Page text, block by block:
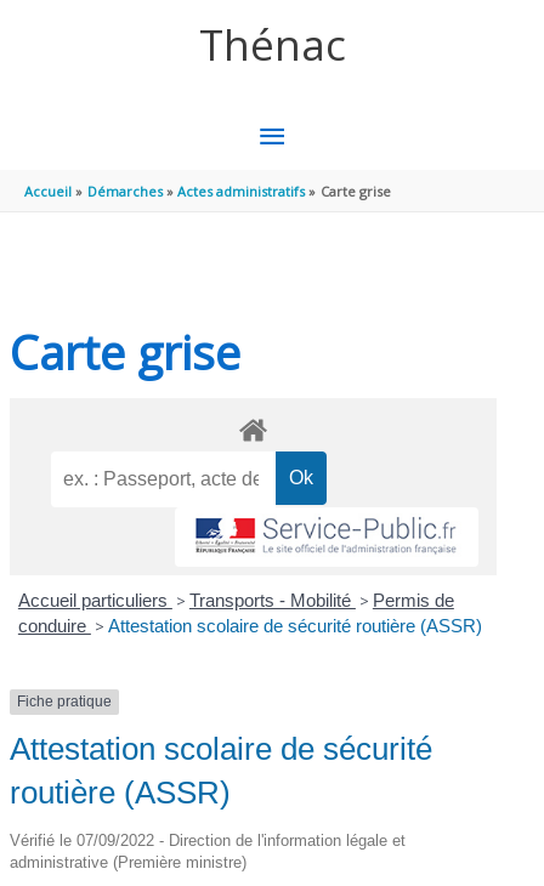
Thénac
MENU
PRINCIPAL
Accueil Démarches Actes administratifs Carte grise
Carte grise
Accueil particuliers > Transports - Mobilité > Permis de
conduire > Attestation scolaire de sécurité routière (ASSR)
Fiche pratique
Attestation scolaire de sécurité
routière (ASSR)
Vérifié le 07/09/2022 - Direction de l'information légale et
administrative (Première ministre)